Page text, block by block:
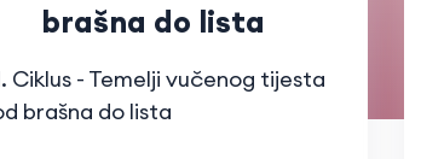
brašna do lista